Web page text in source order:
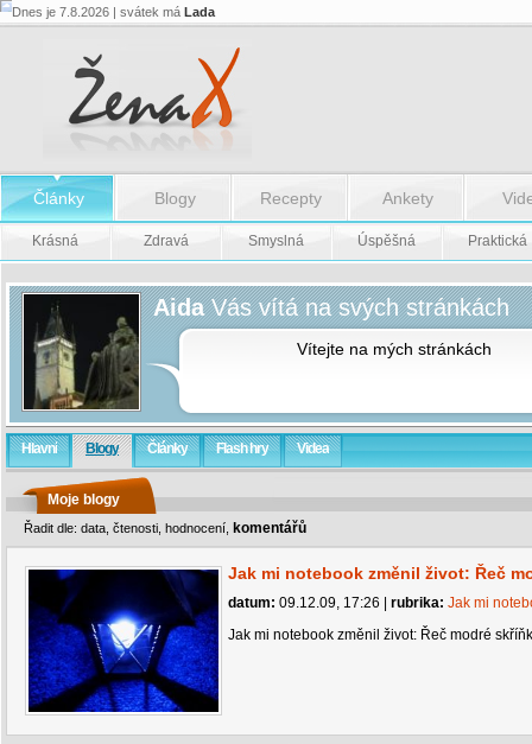
Dnes je 7.8.2026 | svátek má Lada
Články Blogy Recepty Ankety
Krásná Zdravá Smyslná Úspěšná Praktická
Aida Vás vítá na svých stránkách
Vítejte na mých stránkách
Hlavní Blogy Články Flash hry Videa
Moje blogy
Řadit dle: data čtenosti hodnocení komentářů
Jak mi notebook změnil život: Řeč
datum: 09.12.09, 17:26 rubrika: Jak mi
Jak mi notebook změnil život: Řeč modré